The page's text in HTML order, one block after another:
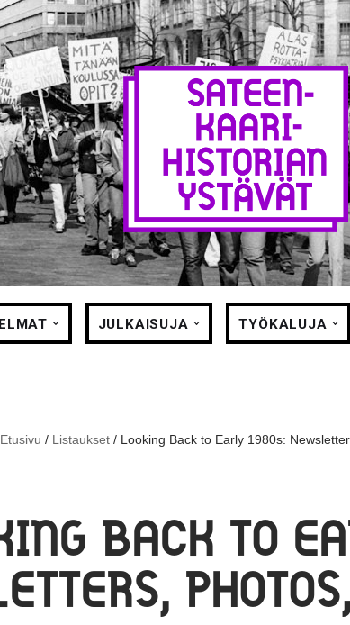
JULKAISUJA TYÖKALUJA
Etusivu / Listaukset / Looking Back to Early 1980s:
BACK TO